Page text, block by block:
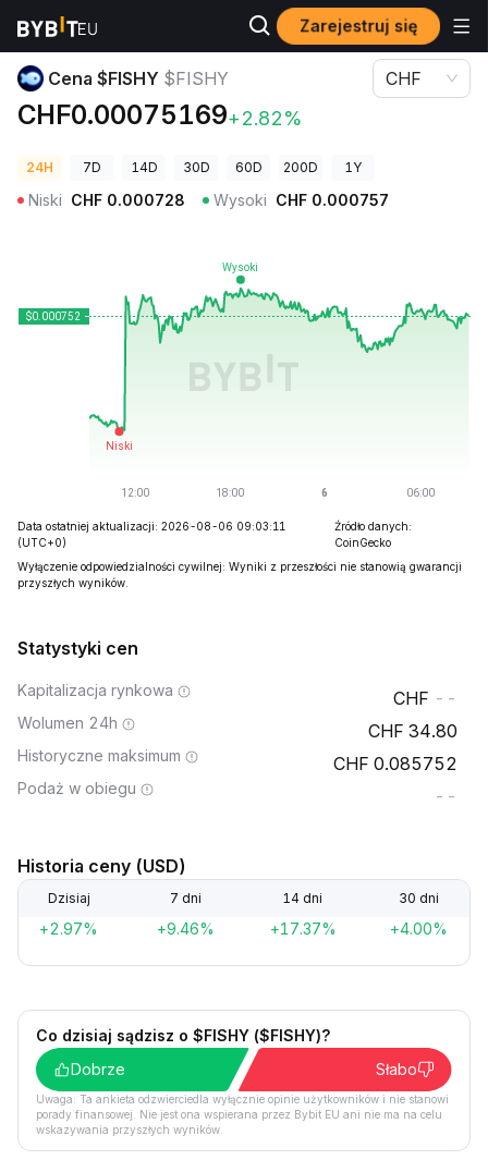
Zarejestruj się
Ceny kryptowalut Cena $FISHY $FISHY
Cena $FISHY $FISHY
CHF0.00075169+2.82%
CHF
24H 7D 14D 30D 60D 200D 1Y
Niski CHF 0.000728 Wysoki CHF 0.000757
Data ostatniej aktualizacji: 2026-08-06 09:03:11
(UTC+0)
Źródło danych:
CoinGecko
Wyłączenie odpowiedzialności cywilnej: Wyniki z przeszłości nie stanowią gwarancji
przyszłych wyników.
Statystyki cen
Kapitalizacja rynkowa --
Wolumen 24h 34.80
Historyczne maksimum 0.085752
Podaż w obiegu --
Historia ceny (USD)
Dzisiaj 7 dni 14 dni 30 dni
+2.97% +9.46% +17.37% +4.00%
Co dzisiaj sądzisz o $FISHY ($FISHY)?
Dobrze
Słabo
Uwaga: Ta ankieta odzwierciedla wyłącznie opinie użytkowników i nie stanowi
porady finansowej. Nie jest ona wspierana przez Bybit EU ani nie ma na celu
wskazywania przyszłych wyników.